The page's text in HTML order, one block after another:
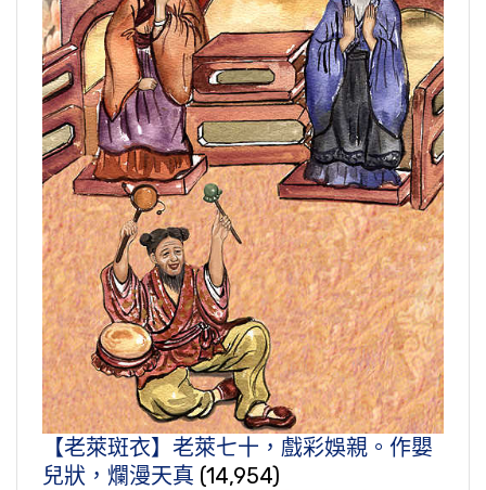
【老萊斑衣】老萊七十，戲彩娛親。作嬰
兒狀，爛漫天真 (14,954)